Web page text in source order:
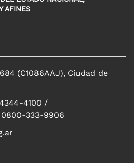
AFINES
(C1086AAJ), Ciudad de
4100 /
333-9906